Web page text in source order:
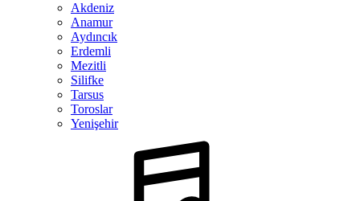
Akdeniz
Anamur
Aydıncık
Erdemli
Mezitli
Silifke
Tarsus
Toroslar
Yenişehir